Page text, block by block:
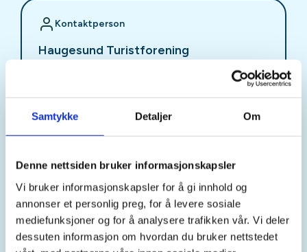
Samtykke Detaljer Om
Denne nettsiden bruker informasjonskapsler
Vi bruker informasjonskapsler for å gi innhold og
annonser et personlig preg, for å levere sosiale
mediefunksjoner og for å analysere trafikken vår. Vi deler
dessuten informasjon om hvordan du bruker nettstedet
Kontaktperson
Haugesund Turistforening
Bli med Barnas Turlag Karmøy på juleavslutning!
fyrer vi i bålgruven og alle som vil, kan få grille
pepperkakedeig på bål
Vi bruker uteområdet til å leke og bli kjent. Det er
hyggelig om en kommer med nisselue på